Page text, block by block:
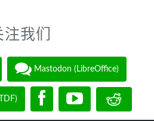
注我们
Mastodon (LibreOffice)